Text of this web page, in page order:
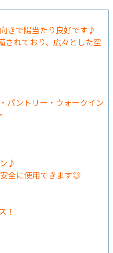
きで陽当たり良好です♪
されており、広々とした空
パントリー・ウォークイン
♪
全に使用できます◎
！